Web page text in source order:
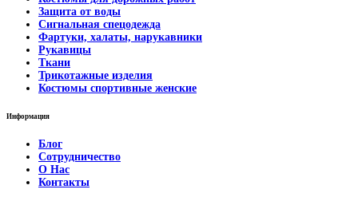
Защита от воды
Сигнальная спецодежда
Фартуки, халаты, нарукавники
Рукавицы
Ткани
Трикотажные изделия
Костюмы спортивные женские
Информация
Блог
Сотрудничество
О Нас
Контакты